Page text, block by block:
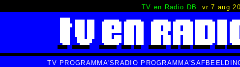
TV en Radio DB vr 7 aug
TV PROGRAMMA'S RADIO PROGRAMMA'S